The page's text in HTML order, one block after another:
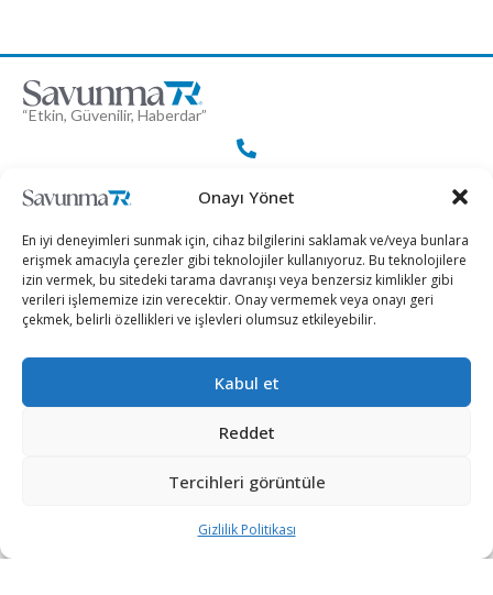
Onayı Yönet
En iyi deneyimleri sunmak için, cihaz bilgilerini saklamak ve/veya bunlara
erişmek amacıyla çerezler gibi teknolojiler kullanıyoruz. Bu teknolojilere
izin vermek, bu sitedeki tarama davranışı veya benzersiz kimlikler gibi
verileri işlememize izin verecektir. Onay vermemek veya onayı geri
çekmek, belirli özellikleri ve işlevleri olumsuz etkileyebilir.
Kabul et
Reddet
Tercihleri görüntüle
Gizlilik Politikası
“Etkin, Güvenilir, Haberdar”
+90 530 308 17 96
iletisim@savunmatr.com
2026 © Savunma TR. Tüm Hakları Saklıdır.
Siber Güvenlik
Teknoloji
Politika